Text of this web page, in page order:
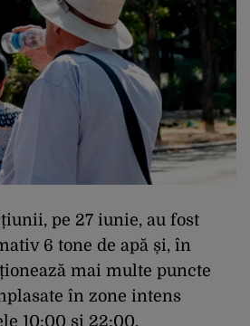
pe 27 iunie, au fost
6 tone de apă și, în
mai multe puncte
în zone intens
10:00 și 22:00.